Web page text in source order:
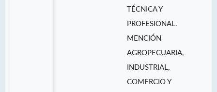
TÉCNICA Y
PROFESIONAL.
MENCIÓN
AGROPECUARIA,
INDUSTRIAL,
COMERCIO Y